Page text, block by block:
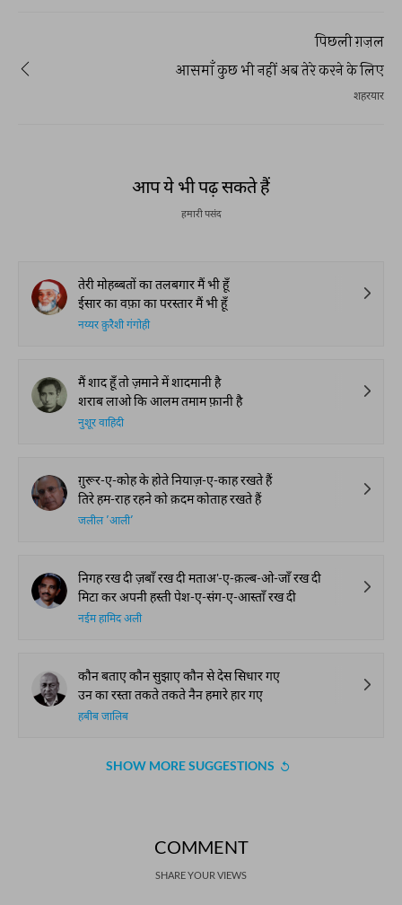
पिछली ग़ज़ल
आसमाँ कुछ भी नहीं अब तेरे करने के लिए
शहरयार
आप ये भी पढ़ सकते हैं
हमारी पसंद
तेरी मोहब्बतों का तलबगार मैं भी हूँ
ईसार का वफ़ा का परस्तार मैं भी हूँ
नय्यर क़ुरैशी गंगोही
मैं शाद हूँ तो ज़माने में शादमानी है
शराब लाओ कि आलम तमाम फ़ानी है
नुशूर वाहिदी
ग़ुरूर-ए-कोह के होते नियाज़-ए-काह रखते हैं
तिरे हम-राह रहने को क़दम कोताह रखते हैं
जलील ’आली’
निगह रख दी ज़बाँ रख दी मताअ'-ए-क़ल्ब-ओ-जाँ रख दी
मिटा कर अपनी हस्ती पेश-ए-संग-ए-आस्ताँ रख दी
नईम हामिद अली
कौन बताए कौन सुझाए कौन से देस सिधार गए
उन का रस्ता तकते तकते नैन हमारे हार गए
हबीब जालिब
SHOW MORE SUGGESTIONS
COMMENT
SHARE YOUR VIEWS